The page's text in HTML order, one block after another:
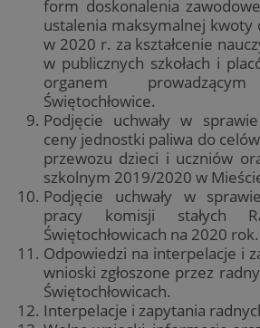
form doskonalenia
ustalenia maksymalnej kwoty
w 2020 r. za kształcenie
w publicznych szkołach i
organem
Świętochłowice.
Podjęcie uchwały w
ceny jednostki paliwa do
przewozu dzieci i uczniów
szkolnym 2019/2020 w
Podjęcie uchwały w
pracy komisji stałych
Świętochłowicach na 2020 rok.
Odpowiedzi na interpelacje i
wnioski zgłoszone przez
Świętochłowicach.
Interpelacje i zapytania